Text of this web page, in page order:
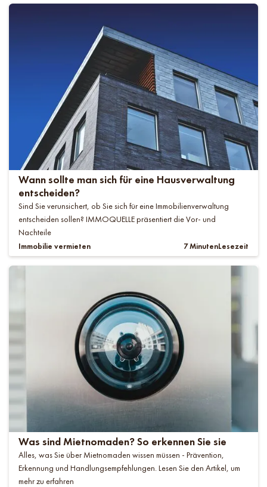
Wann sollte man sich für eine Hausverwaltung
entscheiden?
Sind Sie verunsichert, ob Sie sich für eine Immobilienverwaltung
entscheiden sollen? IMMOQUELLE präsentiert die Vor- und
Nachteile
Immobilie vermieten 7 MinutenLesezeit
Was sind Mietnomaden? So erkennen Sie sie
Alles, was Sie über Mietnomaden wissen müssen - Prävention,
Erkennung und Handlungsempfehlungen. Lesen Sie den Artikel, um
mehr zu erfahren